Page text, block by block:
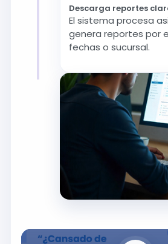
Descarga reportes
El sistema procesa
genera reportes por
fechas o sucursal.